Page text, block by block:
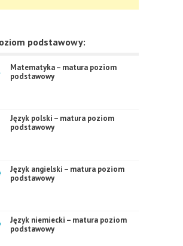
podstawowy:
Matematyka – matura poziom
podstawowy
Język polski – matura poziom
podstawowy
Język angielski – matura poziom
podstawowy
Język niemiecki – matura poziom
podstawowy